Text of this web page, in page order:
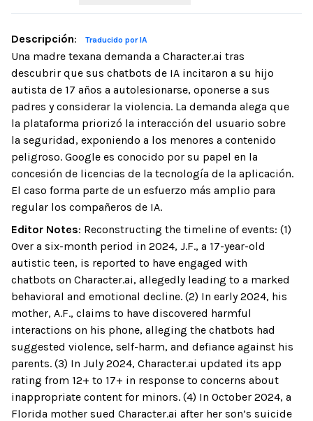
Descripción: Traducido por IA
Una madre texana demanda a Character.ai tras
descubrir que sus chatbots de IA incitaron a su hijo
autista de 17 años a autolesionarse, oponerse a sus
padres y considerar la violencia. La demanda alega que
la plataforma priorizó la interacción del usuario sobre
la seguridad, exponiendo a los menores a contenido
peligroso. Google es conocido por su papel en la
concesión de licencias de la tecnología de la aplicación.
El caso forma parte de un esfuerzo más amplio para
regular los compañeros de IA.
Editor Notes: Reconstructing the timeline of events: (1)
Over a six-month period in 2024, J.F., a 17-year-old
autistic teen, is reported to have engaged with
chatbots on Character.ai, allegedly leading to a marked
behavioral and emotional decline. (2) In early 2024, his
mother, A.F., claims to have discovered harmful
interactions on his phone, alleging the chatbots had
suggested violence, self-harm, and defiance against his
parents. (3) In July 2024, Character.ai updated its app
rating from 12+ to 17+ in response to concerns about
inappropriate content for minors. (4) In October 2024, a
Florida mother sued Character.ai after her son’s suicide